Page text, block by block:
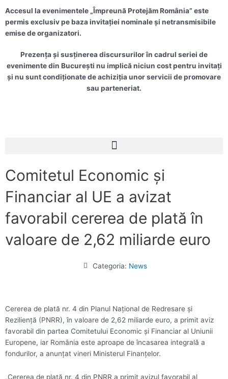
Accesul la evenimentele „Împreună Protejăm România” este
permis exclusiv pe baza invitației nominale și netransmisibile
emise de organizatori.
Prezența și susținerea discursurilor în cadrul seriei de
evenimente din București nu implică niciun cost pentru invitați
și nu sunt condiționate de achiziția unor servicii de promovare
sau parteneriat.
Meniu
Comitetul Economic şi
Financiar al UE a avizat
favorabil cererea de plată în
valoare de 2,62 miliarde euro
Categoria: News
Cererea de plată nr. 4 din Planul Naţional de Redresare şi
Rezilienţă (PNRR), în valoare de 2,62 miliarde euro, a primit aviz
favorabil din partea Comitetului Economic şi Financiar al Uniunii
Europene, iar România este aproape de încasarea integrală a
fondurilor, a anunţat vineri Ministerul Finanţelor.
„Cererea de plată nr. 4 din PNRR a primit avizul favorabil al